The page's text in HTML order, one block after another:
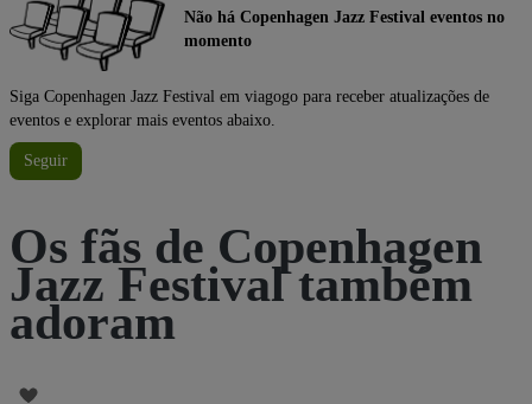
Não há Copenhagen Jazz Festival eventos no
momento
Siga Copenhagen Jazz Festival em viagogo para receber atualizações de
eventos e explorar mais eventos abaixo.
Seguir
Os fãs de Copenhagen
Jazz Festival também
adoram